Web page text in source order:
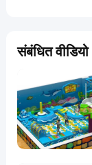
बच्चों
का
पैडेड
इंडोर
खेल
संबंधित वीडियो